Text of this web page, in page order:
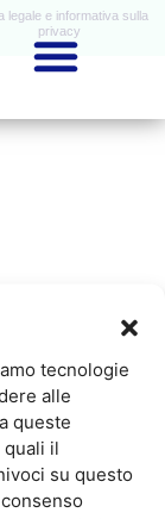
tecnologie
alle
queste
il
su questo
legale e informativa sulla
privacy